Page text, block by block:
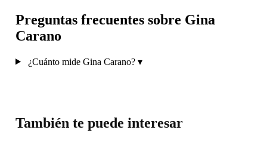
Preguntas frecuentes sobre Gina
Carano
¿Cuánto mide Gina Carano? ▾
También te puede interesar